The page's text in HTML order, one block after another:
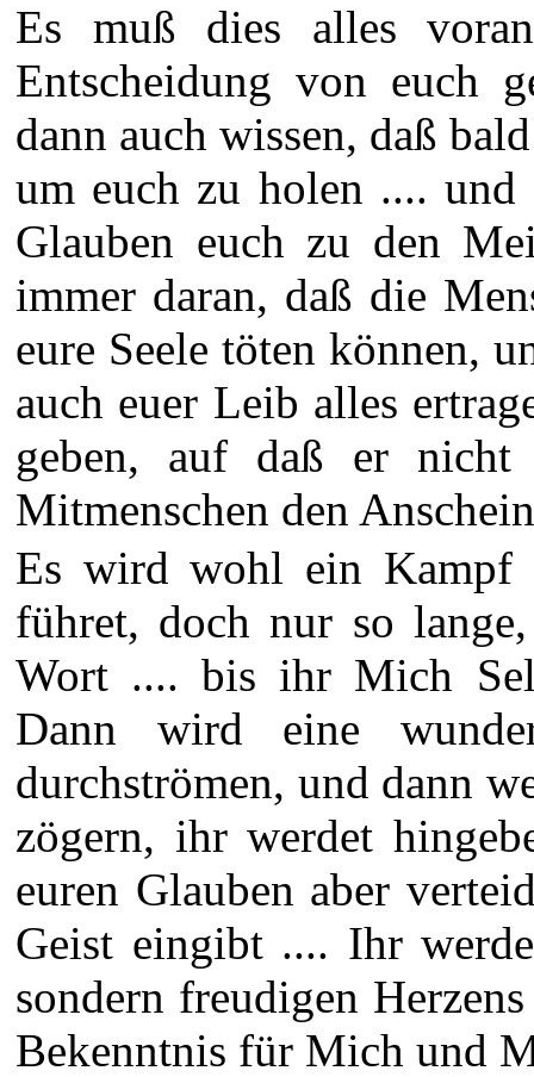
Es muß dies alles
Entscheidung von euch
dann auch wissen, daß
um euch zu holen .... und
Glauben euch zu den
immer daran, daß die
eure Seele töten können,
auch euer Leib alles
geben, auf daß er
Mitmenschen den
Es wird wohl ein Kampf
führet, doch nur so
Wort .... bis ihr Mich
Dann wird eine
durchströmen, und dann
zögern, ihr werdet
euren Glauben aber
Geist eingibt .... Ihr
sondern freudigen
Bekenntnis für Mich und